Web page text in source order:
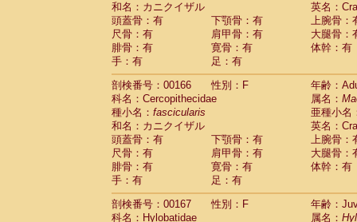
和名：カニクイザル
英名：
頭蓋骨：有
下顎骨：有
上腕骨：
尺骨：有
肩甲骨：有
大腿骨：
腓骨：有
寛骨：有
体幹：有
手：有
足：有
剖検番号：00166
性別：F
年齢：
科名：Cercopithecidae
属名：
種小名： fascicularis
亜種小名
和名：カニクイザル
英名：
頭蓋骨：有
下顎骨：有
上腕骨：
尺骨：有
肩甲骨：有
大腿骨：
腓骨：有
寛骨：有
体幹：有
手：有
足：有
剖検番号：00167
性別：F
年齢：
科名：Hylobatidae
属名：